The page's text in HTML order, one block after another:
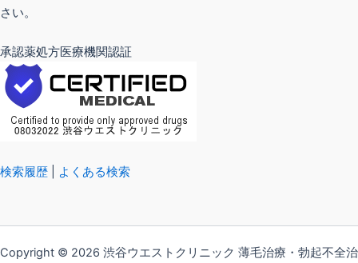
さい。
承認薬処方医療機関認証
検索履歴 よくある検索
Copyright © 2026 渋谷ウエストクリニック 薄毛治療・勃起不全治